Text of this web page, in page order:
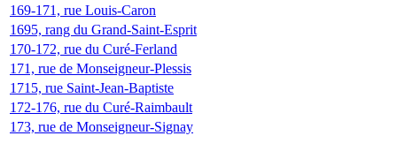
169-171, rue Louis-Caron
1695, rang du Grand-Saint-Esprit
170-172, rue du Curé-Ferland
171, rue de Monseigneur-Plessis
1715, rue Saint-Jean-Baptiste
172-176, rue du Curé-Raimbault
173, rue de Monseigneur-Signay